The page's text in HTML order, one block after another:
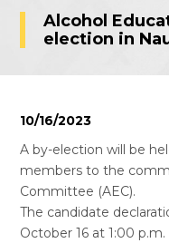
Alcohol
election in
10/16/2023
A by-election will be
members to the
Committee (AEC).
The candidate
October 16 at 1:00